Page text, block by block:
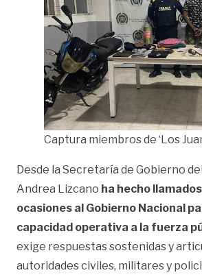
Captura miembros de ‘Los
Desde la Secretaría de Gobierno
Andrea Lizcano ha hecho
ocasiones al Gobierno Nacional
capacidad operativa a la fuerza
exige respuestas sostenidas y
autoridades civiles, militares y